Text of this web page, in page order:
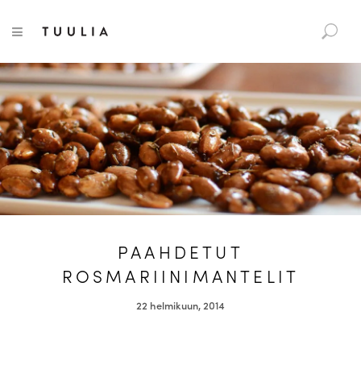
a
c
h
f
o
r
:
TOGGLE NAVIGATION
PAAHDETUT
ROSMARIINIMANTELIT
22 helmikuun, 2014